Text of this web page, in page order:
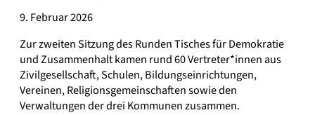
9. Februar 2026
Zur zweiten Sitzung des Runden Tisches für Demokratie
und Zusammenhalt kamen rund 60 Vertreter*innen aus
Zivilgesellschaft, Schulen, Bildungseinrichtungen,
Vereinen, Religionsgemeinschaften sowie den
Verwaltungen der drei Kommunen zusammen.